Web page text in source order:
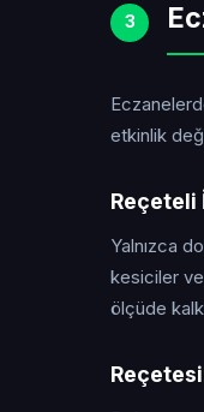
3
etkinlik
Reçeteli
Yalnızca
kesiciler
ölçüde